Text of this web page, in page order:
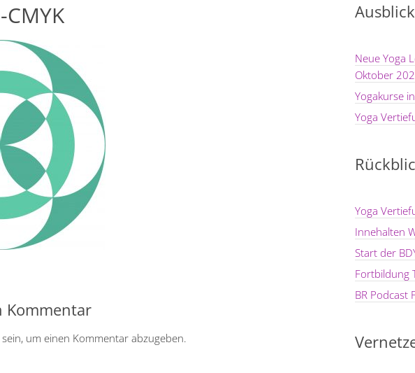
CMYK
Kommentar
sein, um einen Kommentar abzugeben.
Ausblick
Neue Yoga
Oktober
Yogakurse
Yoga
Yoga
Innehalten
Start der
Fortbildung
BR Podcast